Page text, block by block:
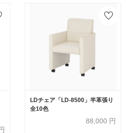
LDチェア「LD-8500」半革張り
全10色
88,000 円